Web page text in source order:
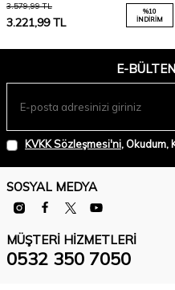
3.579,99TL
3.221,99TL
%10
İNDIRIM
E-
KVKK Sözleşmesi'ni, Okudum,
SOSYAL MEDYA
MÜŞTERI HIZMETLERI
0532 350 7050